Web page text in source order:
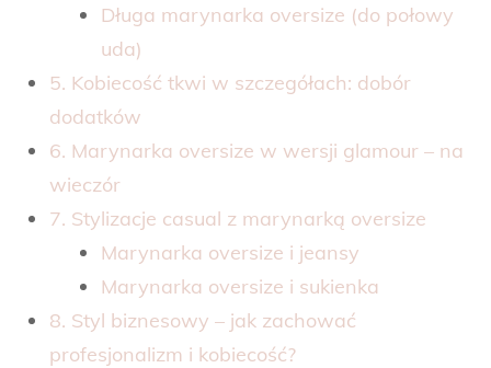
Długa marynarka oversize (do połowy
uda)
5. Kobiecość tkwi w szczegółach: dobór
dodatków
6. Marynarka oversize w wersji glamour – na
wieczór
7. Stylizacje casual z marynarką oversize
Marynarka oversize i jeansy
Marynarka oversize i sukienka
8. Styl biznesowy – jak zachować
profesjonalizm i kobiecość?